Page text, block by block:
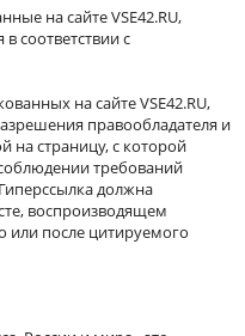
на сайте VSE42.RU,
соответствии с
на сайте VSE42.RU,
правообладателя и
на страницу, с которой
требований
должна
воспроизводящем
или после цитируемого